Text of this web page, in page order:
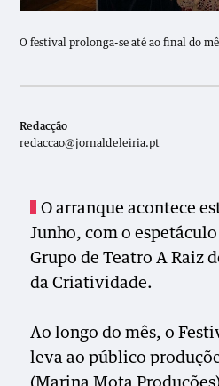
O festival prolonga-se até ao final do
Redacção
redaccao@jornaldeleiria.pt
O arranque acontece
Junho, com o
Grupo de Teatro A Raiz
da Criatividade.
Ao longo do mês, o
leva ao público